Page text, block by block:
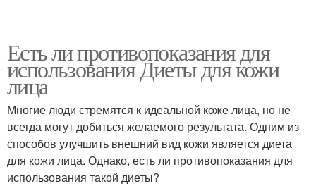
Есть ли противопоказания для
использования Диеты для кожи
лица
Многие люди стремятся к идеальной коже лица, но не
всегда могут добиться желаемого результата. Одним из
способов улучшить внешний вид кожи является диета
для кожи лица. Однако, есть ли противопоказания для
использования такой диеты?